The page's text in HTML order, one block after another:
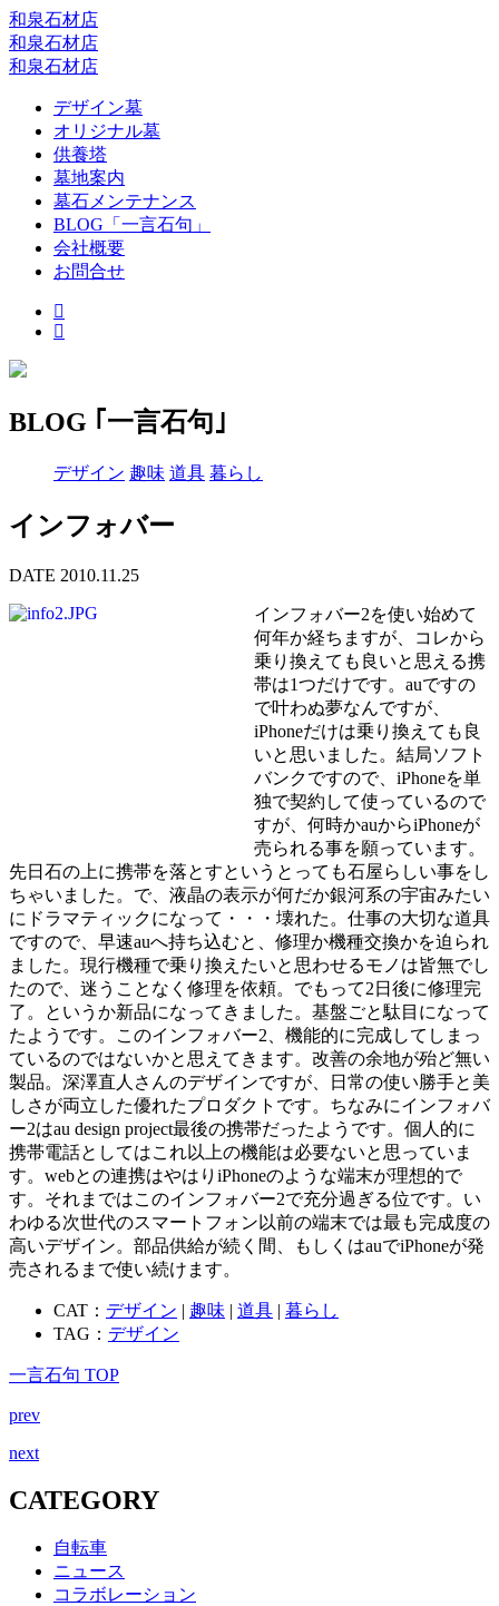
和泉石材店
和泉石材店
和泉石材店
デザイン墓
オリジナル墓
供養塔
墓地案内
墓石メンテナンス
BLOG「一言石句」
会社概要
お問合せ
BLOG ｢一言石句｣
デザイン 趣味 道具 暮らし
インフォバー
DATE 2010.11.25
インフォバー2を使い始めて
何年か経ちますが、コレから
乗り換えても良いと思える携
帯は1つだけです。auですの
で叶わぬ夢なんですが、
iPhoneだけは乗り換えても良
いと思いました。結局ソフト
バンクですので、iPhoneを単
独で契約して使っているので
すが、何時かauからiPhoneが
売られる事を願っています。
先日石の上に携帯を落とすというとっても石屋らしい事をし
ちゃいました。で、液晶の表示が何だか銀河系の宇宙みたい
にドラマティックになって・・・壊れた。仕事の大切な道具
ですので、早速auへ持ち込むと、修理か機種交換かを迫られ
ました。現行機種で乗り換えたいと思わせるモノは皆無でし
たので、迷うことなく修理を依頼。でもって2日後に修理完
了。というか新品になってきました。基盤ごと駄目になって
たようです。このインフォバー2、機能的に完成してしまっ
ているのではないかと思えてきます。改善の余地が殆ど無い
製品。深澤直人さんのデザインですが、日常の使い勝手と美
しさが両立した優れたプロダクトです。ちなみにインフォバ
ー2はau design project最後の携帯だったようです。個人的に
携帯電話としてはこれ以上の機能は必要ないと思っていま
す。webとの連携はやはりiPhoneのような端末が理想的で
す。それまではこのインフォバー2で充分過ぎる位です。い
わゆる次世代のスマートフォン以前の端末では最も完成度の
高いデザイン。部品供給が続く間、もしくはauでiPhoneが発
売されるまで使い続けます。
CAT： デザイン | 趣味 | 道具 | 暮らし
TAG： デザイン
一言石句 TOP
prev
next
CATEGORY
自転車
ニュース
コラボレーション